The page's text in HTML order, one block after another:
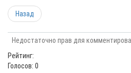
Назад
Недостаточно прав для
Рейтинг:
Голосов: 0